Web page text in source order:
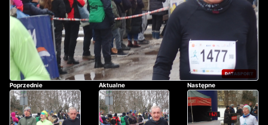
Poprzednie Aktualne Następne